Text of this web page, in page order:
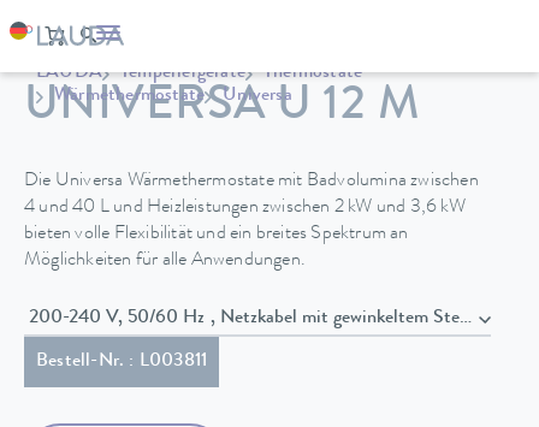
LAUDA Temperiergeräte
Thermostate
Wärmethermostate
Universa
UNIVERSA U 12 M
Die Universa Wärmethermostate mit Badvolumina zwischen
4 und 40 L und Heizleistungen zwischen 2 kW und 3,6 kW
bieten volle Flexibilität und ein breites Spektrum an
Möglichkeiten für alle Anwendungen.
200-240 V, 50/60 Hz , Netzkabel mit gewinkeltem Stecker
Bestell-Nr. : L003811